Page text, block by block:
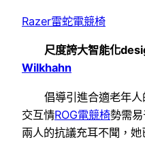
Razer雷蛇電競椅
尺度誇大智能化
Wilkhahn
倡導引進合適老年
交互情ROG電競椅勢需
兩人的抗議充耳不聞，